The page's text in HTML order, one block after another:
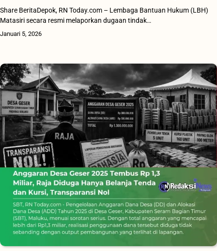
Share BeritaDepok, RN Today.com – Lembaga Bantuan Hukum (LBH)
Matasiri secara resmi melaporkan dugaan tindak…
Januari 5, 2026